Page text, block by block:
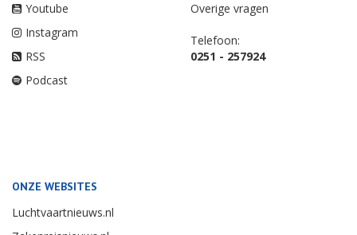
Youtube
Instagram
RSS
Podcast
Overige vragen
Telefoon:
0251 - 257924
ONZE WEBSITES
Luchtvaartnieuws.nl